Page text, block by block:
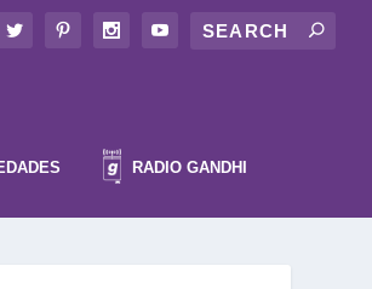
RADIO GANDHI